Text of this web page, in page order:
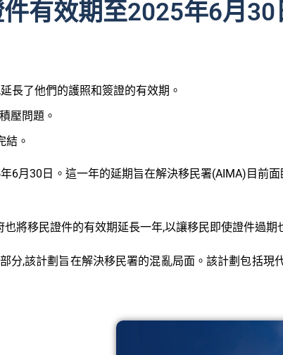
有效期至2025年6月30
長了他們的護照和簽證的有效期。
壓問題。
結。
6月30日。這一年的延期旨在解決移民署(AIMA)目前
將移民證件的有效期延長一年,以讓移民即使證件過期
,該計劃旨在解決移民署的混亂局面。該計劃包括現